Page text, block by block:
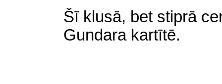
Šī klusā, bet stiprā
Gundara kartītē.